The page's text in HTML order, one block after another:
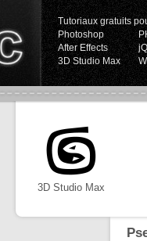
Tutoriaux gratuits
Photoshop
After Effects
3D Studio Max
3D Studio Max